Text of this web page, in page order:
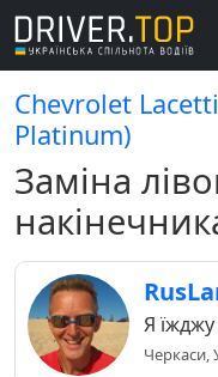
Chevrolet
Platinum)
Заміна
Я
Черкаси,